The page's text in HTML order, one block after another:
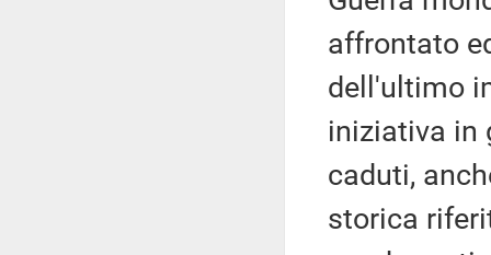
affrontato
dell'ultimo
iniziativa in
caduti,
storica